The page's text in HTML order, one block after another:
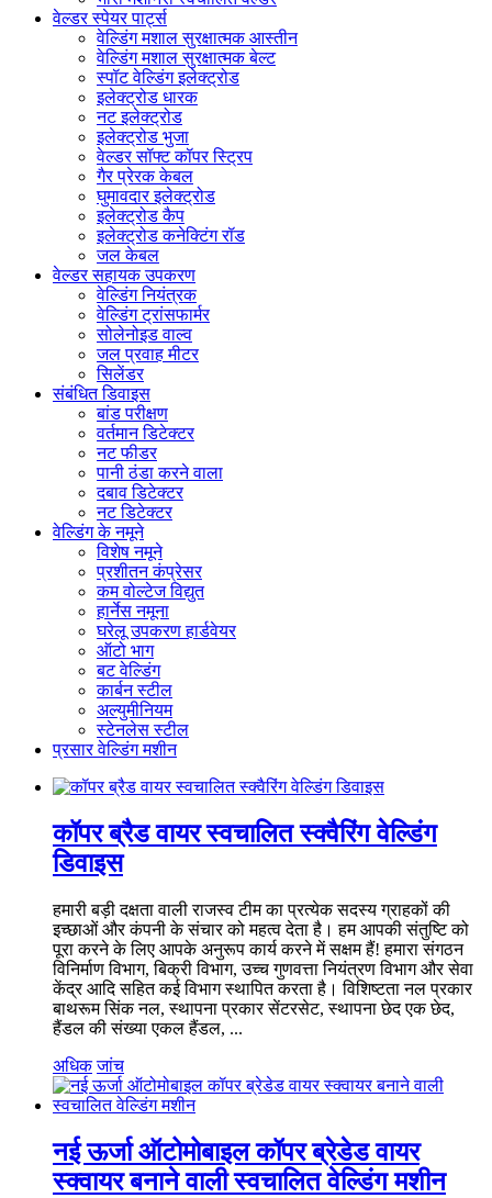
वेल्डर स्पेयर पार्ट्स
वेल्डिंग मशाल सुरक्षात्मक आस्तीन
वेल्डिंग मशाल सुरक्षात्मक बेल्ट
स्पॉट वेल्डिंग इलेक्ट्रोड
इलेक्ट्रोड धारक
नट इलेक्ट्रोड
इलेक्ट्रोड भुजा
वेल्डर सॉफ्ट कॉपर स्ट्रिप
गैर प्रेरक केबल
घुमावदार इलेक्ट्रोड
इलेक्ट्रोड कैप
इलेक्ट्रोड कनेक्टिंग रॉड
जल केबल
वेल्डर सहायक उपकरण
वेल्डिंग नियंत्रक
वेल्डिंग ट्रांसफार्मर
सोलेनोइड वाल्व
जल प्रवाह मीटर
सिलेंडर
संबंधित डिवाइस
बांड परीक्षण
वर्तमान डिटेक्टर
नट फीडर
पानी ठंडा करने वाला
दबाव डिटेक्टर
नट डिटेक्टर
वेल्डिंग के नमूने
विशेष नमूने
प्रशीतन कंप्रेसर
कम वोल्टेज विद्युत
हार्नेस नमूना
घरेलू उपकरण हार्डवेयर
ऑटो भाग
बट वेल्डिंग
कार्बन स्टील
अल्युमीनियम
स्टेनलेस स्टील
प्रसार वेल्डिंग मशीन
कॉपर ब्रैड वायर स्वचालित स्क्वैरिंग वेल्डिंग
डिवाइस
हमारी बड़ी दक्षता वाली राजस्व टीम का प्रत्येक सदस्य ग्राहकों की
इच्छाओं और कंपनी के संचार को महत्व देता है। हम आपकी संतुष्टि को
पूरा करने के लिए आपके अनुरूप कार्य करने में सक्षम हैं! हमारा संगठन
विनिर्माण विभाग, बिक्री विभाग, उच्च गुणवत्ता नियंत्रण विभाग और सेवा
केंद्र आदि सहित कई विभाग स्थापित करता है। विशिष्टता नल प्रकार
बाथरूम सिंक नल, स्थापना प्रकार सेंटरसेट, स्थापना छेद एक छेद,
हैंडल की संख्या एकल हैंडल, ...
अधिक जांच
नई ऊर्जा ऑटोमोबाइल कॉपर ब्रेडेड वायर
स्क्वायर बनाने वाली स्वचालित वेल्डिंग मशीन